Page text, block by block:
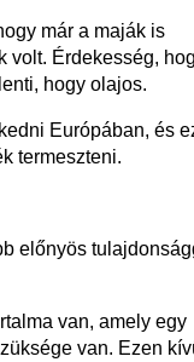
már a maják is
volt. Érdekesség,
hogy olajos.
Európában, és
termeszteni.
előnyös
van, amely egy
van. Ezen